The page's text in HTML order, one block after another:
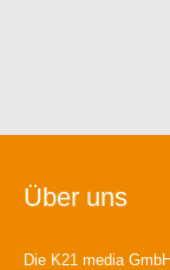
Über uns
Die K21 media